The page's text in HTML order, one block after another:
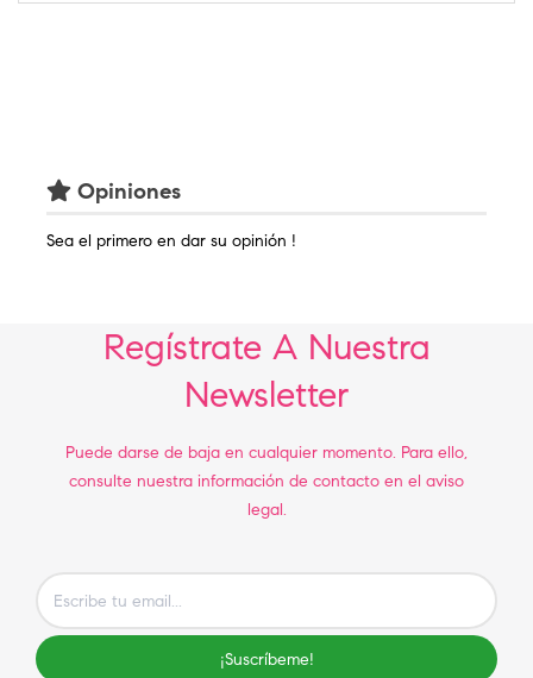
Opiniones
Sea el primero en dar su opinión !
Regístrate A Nuestra
Newsletter
Puede darse de baja en cualquier momento. Para ello,
consulte nuestra información de contacto en el aviso
legal.
¡Suscríbeme!